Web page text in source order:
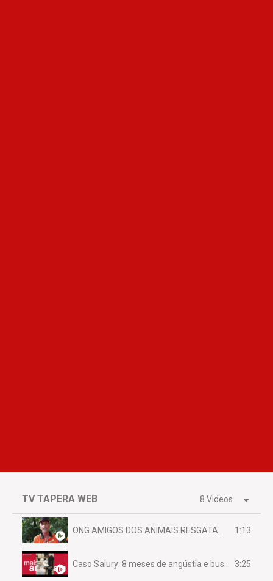
TV TAPERA WEB 8 Videos
ONG AMIGOS DOS ANIMAIS RESGATAM EMA FERIDA NA BR 070 1:13
Caso Saiury: 8 meses de angústia e busca por justiça 3:25